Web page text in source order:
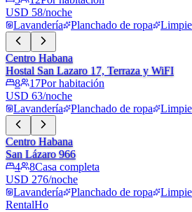
USD 58/noche
Lavandería
Planchado de ropa
Centro Habana
Hostal San Lazaro 17, Terraza y WiFI
8
17Por habitación
USD 63/noche
Lavandería
Planchado de ropa
Centro Habana
San Lázaro 966
4
8Casa completa
USD 276/noche
Lavandería
Planchado de ropa
RentalHo